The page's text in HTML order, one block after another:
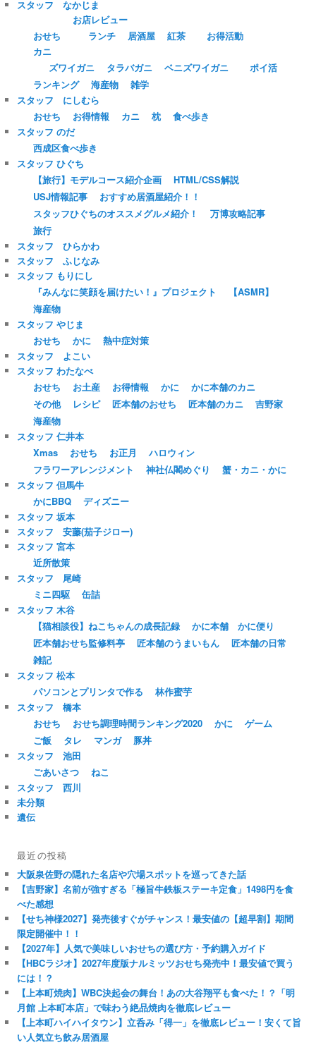
スタッフ なかじま
おせち
お店レビュー
ランチ
居酒屋 紅茶
お得活動
カニ
ズワイガニ
タラバガニ ベニズワイガニ
ポイ活
ランキング
海産物
雑学
スタッフ にしむら
おせち
お得情報 カニ 枕
食べ歩き
スタッフ のだ
西成区食べ歩き
スタッフ ひぐち
【旅行】モデルコース紹介企画
HTML/CSS解説
USJ情報記事
おすすめ居酒屋紹介！！
スタッフひぐちのオススメグルメ紹介！
万博攻略記事
旅行
スタッフ ひらかわ
スタッフ ふじなみ
スタッフ もりにし
『みんなに笑顔を届けたい！』プロジェクト
【ASMR】
海産物
スタッフ やじま
おせち
かに
熱中症対策
スタッフ よこい
スタッフ わたなべ
おせち
お土産 お得情報 かに
かに本舗のカニ
その他
レシピ 匠本舗のおせち 匠本舗のカニ
吉野家
海産物
スタッフ 仁井本
Xmas
おせち お正月
ハロウィン
フラワーアレンジメント
神社仏閣めぐり
蟹・カニ・かに
スタッフ 但馬牛
かにBBQ
ディズニー
スタッフ 坂本
スタッフ 安藤(茄子ジロー)
スタッフ 宮本
近所散策
スタッフ 尾崎
ミニ四駆
缶詰
スタッフ 木谷
【猫相談役】ねこちゃんの成長記録
かに本舗 かに便り
匠本舗おせち監修料亭
匠本舗のうまいもん
匠本舗の日常
雑記
スタッフ 松本
パソコンとプリンタで作る
林作蜜芋
スタッフ 橋本
おせち
おせち調理時間ランキング2020 かに
ゲーム
ご飯
タレ マンガ
豚丼
スタッフ 池田
ごあいさつ
ねこ
スタッフ 西川
未分類
遺伝
最近の投稿
大阪泉佐野の隠れた名店や穴場スポットを巡ってきた話
【吉野家】名前が強すぎる「極旨牛鉄板ステーキ定食」1498円を食
べた感想
【せち神様2027】発売後すぐがチャンス！最安値の【超早割】期間
限定開催中！！
【2027年】人気で美味しいおせちの選び方・予約購入ガイド
【HBCラジオ】2027年度版ナルミッツおせち発売中！最安値で買う
には！？
【上本町焼肉】WBC決起会の舞台！あの大谷翔平も食べた！？「明
月館 上本町本店」で味わう絶品焼肉を徹底レビュー
【上本町ハイハイタウン】立呑み「得一」を徹底レビュー！安くて旨
い人気立ち飲み居酒屋